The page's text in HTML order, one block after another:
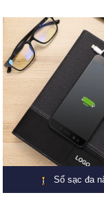
Sổ sạc đa